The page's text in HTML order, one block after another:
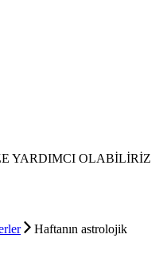
YARDIMCI OLABİLİRİZ
Haftanın astrolojik